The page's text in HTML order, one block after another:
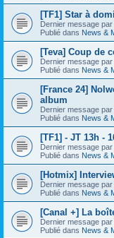
[TF1] Star à
Dernier message par
Publié dans News &
[Teva] Coup de
Dernier message par
Publié dans News &
[France 24]
album
Dernier message par
Publié dans News &
[TF1] - JT 13h -
Dernier message par
Publié dans News &
[Hotmix]
Dernier message par
Publié dans News &
[Canal +] La
Dernier message par
Publié dans News &